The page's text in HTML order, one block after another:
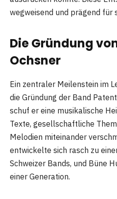
wegweisend und prägend für
Die Gründung
Ochsner
Ein zentraler Meilenstein im
die Gründung der Band
schuf er eine musikalische
Texte, gesellschaftliche
Melodien miteinander
entwickelte sich rasch zu
Schweizer Bands, und Büne
einer Generation.